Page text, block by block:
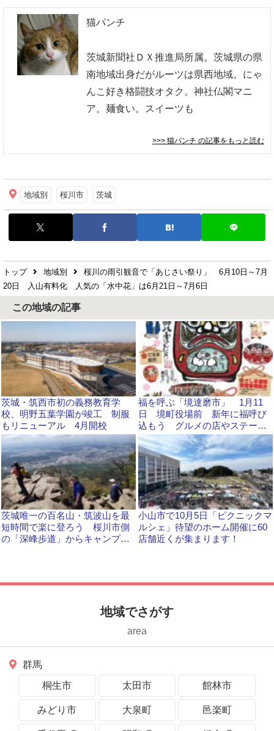
猫パンチ
茨城新聞社ＤＸ推進局所属。茨城県の県
南地域出身だがルーツは県西地域。にゃ
んこ好き格闘技オタク。神社仏閣マニ
ア。麺食い。スイーツも
>>> 猫パンチ の記事をもっと読む
地域別 桜川市 茨城
トップ 地域別
桜川の雨引観音で「あじさい祭り」 6月10日～7月
20日 入山有料化 人気の「水中花」は6月21日～7月6日
この地域の記事
茨城・筑西市初の義務教育学
校、明野五葉学園が竣工 制服
もリニューアル 4月開校
福を呼ぶ「境達磨市」 1月11
日 境町役場前 新年に福呼び
込もう グルメの店やステージ
イベントなど多彩に
茨城唯一の百名山・筑波山を最
短時間で楽に登ろう 桜川市側
の「深峰歩道」からキャンプ場
小山市で10月5日「ピクニックマ
ルシェ」待望のホーム開催に60
店舗近くが集まります！
地域でさがす
area
群馬
桐生市
太田市 館林市
みどり市 大泉町 邑楽町